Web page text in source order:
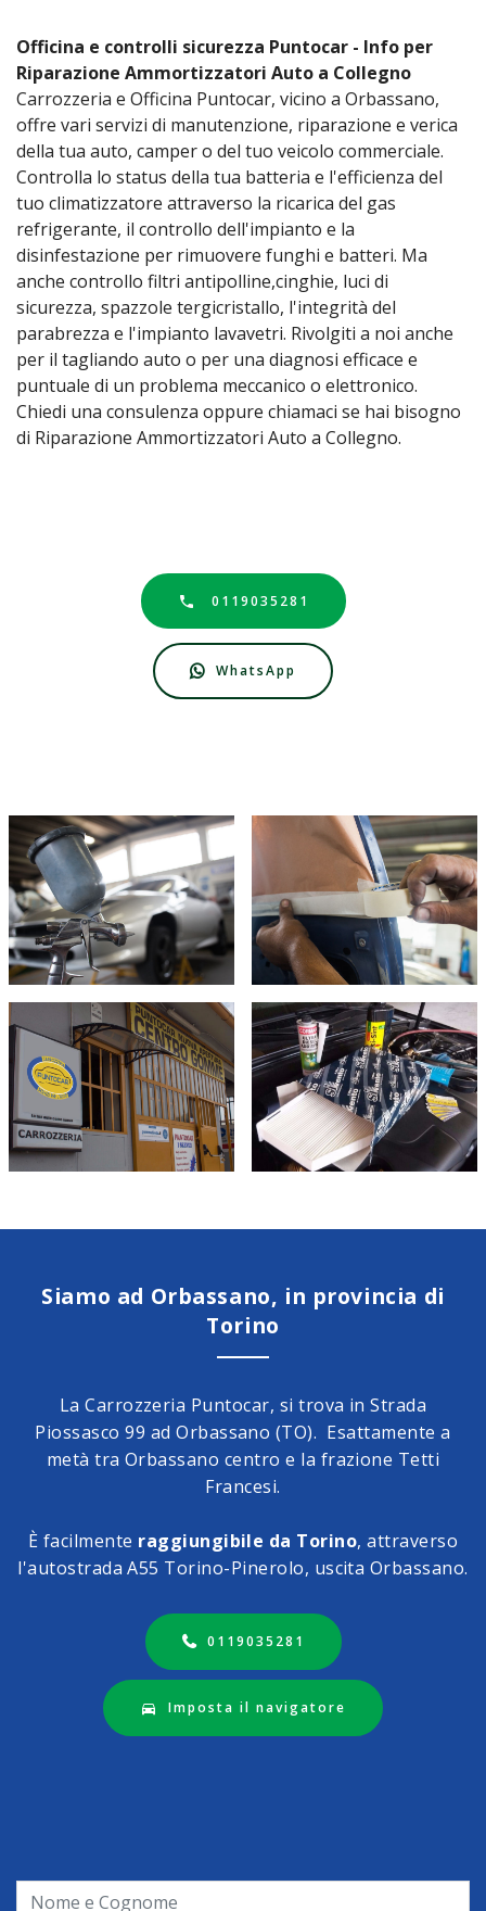
Officina e controlli sicurezza Puntocar - Info per
Riparazione Ammortizzatori Auto a Collegno
Carrozzeria e Officina Puntocar, vicino a Orbassano,
offre vari servizi di manutenzione, riparazione e verica
della tua auto, camper o del tuo veicolo commerciale.
Controlla lo status della tua batteria e l'efficienza del
tuo climatizzatore attraverso la ricarica del gas
refrigerante, il controllo dell'impianto e la
disinfestazione per rimuovere funghi e batteri. Ma
anche controllo filtri antipolline,cinghie, luci di
sicurezza, spazzole tergicristallo, l'integrità del
parabrezza e l'impianto lavavetri. Rivolgiti a noi anche
per il tagliando auto o per una diagnosi efficace e
puntuale di un problema meccanico o elettronico.
Chiedi una consulenza oppure chiamaci se hai bisogno
di Riparazione Ammortizzatori Auto a Collegno.
0119035281
WhatsApp
Siamo ad Orbassano, in provincia di
Torino
La Carrozzeria Puntocar, si trova in Strada
Piossasco 99 ad Orbassano (TO). Esattamente a
metà tra Orbassano centro e la frazione Tetti
Francesi.
È facilmente raggiungibile da Torino, attraverso
l'autostrada A55 Torino-Pinerolo, uscita Orbassano.
0119035281
Imposta il navigatore